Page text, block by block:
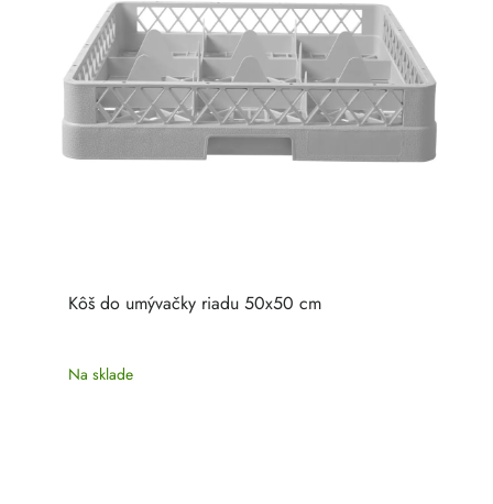
Kôš do umývačky riadu 50x50 cm
Na sklade